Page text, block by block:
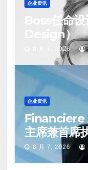
企业资讯
Boss任命
Design）
8 月 7, 2026
企业资讯
Financiere
主席兼首席
8 月 7, 2026